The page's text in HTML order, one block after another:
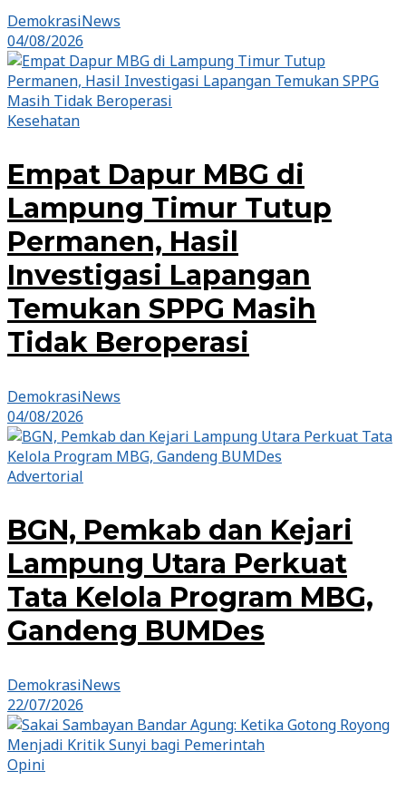
DemokrasiNews
04/08/2026
Kesehatan
Empat Dapur MBG di
Lampung Timur Tutup
Permanen, Hasil
Investigasi Lapangan
Temukan SPPG Masih
Tidak Beroperasi
DemokrasiNews
04/08/2026
Advertorial
BGN, Pemkab dan Kejari
Lampung Utara Perkuat
Tata Kelola Program MBG,
Gandeng BUMDes
DemokrasiNews
22/07/2026
Opini